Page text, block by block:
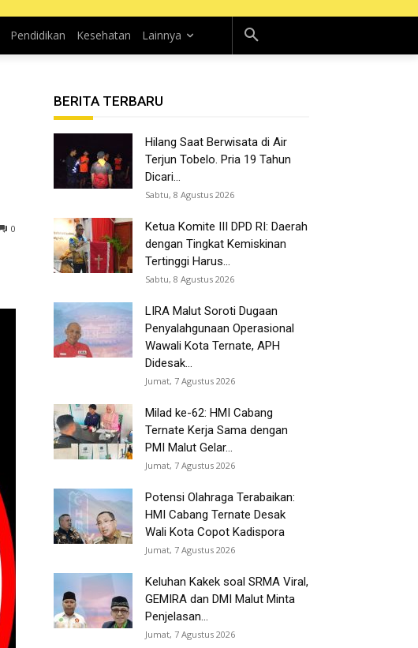
Pendidikan Kesehatan Lainnya
0
BERITA TERBARU
Hilang Saat Berwisata di Air
Terjun Tobelo. Pria 19 Tahun
Dicari...
Sabtu, 8 Agustus 2026
Ketua Komite III DPD RI: Daerah
dengan Tingkat Kemiskinan
Tertinggi Harus...
Sabtu, 8 Agustus 2026
LIRA Malut Soroti Dugaan
Penyalahgunaan Operasional
Wawali Kota Ternate, APH
Didesak...
Jumat, 7 Agustus 2026
Milad ke-62: HMI Cabang
Ternate Kerja Sama dengan
PMI Malut Gelar...
Jumat, 7 Agustus 2026
Potensi Olahraga Terabaikan:
HMI Cabang Ternate Desak
Wali Kota Copot Kadispora
Jumat, 7 Agustus 2026
Keluhan Kakek soal SRMA Viral,
GEMIRA dan DMI Malut Minta
Penjelasan...
Jumat, 7 Agustus 2026